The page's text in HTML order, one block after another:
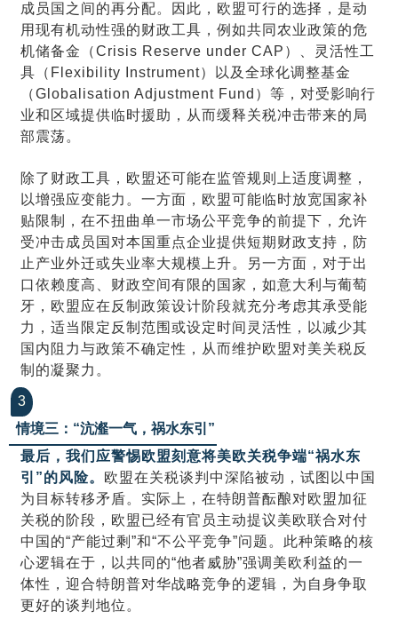
成员国之间的再分配。因此，欧盟可行的选择，是动
用现有机动性强的财政工具，例如共同农业政策的危
机储备金（Crisis Reserve under CAP）、灵活性工
具（Flexibility Instrument）以及全球化调整基金
（Globalisation Adjustment Fund）等，对受影响行
业和区域提供临时援助，从而缓释关税冲击带来的局
部震荡。
除了财政工具，欧盟还可能在监管规则上适度调整，
以增强应变能力。一方面，欧盟可能临时放宽国家补
贴限制，在不扭曲单一市场公平竞争的前提下，允许
受冲击成员国对本国重点企业提供短期财政支持，防
止产业外迁或失业率大规模上升。另一方面，对于出
口依赖度高、财政空间有限的国家，如意大利与葡萄
牙，欧盟应在反制政策设计阶段就充分考虑其承受能
力，适当限定反制范围或设定时间灵活性，以减少其
国内阻力与政策不确定性，从而维护欧盟对美关税反
制的凝聚力。
3
情境三：“沆瀣一气，祸水东引”
最后，我们应警惕欧盟刻意将美欧关税争端“祸水东
引”的风险。 欧盟在关税谈判中深陷被动，试图以中国
为目标转移矛盾。实际上，在特朗普酝酿对欧盟加征
关税的阶段，欧盟已经有官员主动提议美欧联合对付
中国的“产能过剩”和“不公平竞争”问题。此种策略的核
心逻辑在于，以共同的“他者威胁”强调美欧利益的一
体性，迎合特朗普对华战略竞争的逻辑，为自身争取
更好的谈判地位。